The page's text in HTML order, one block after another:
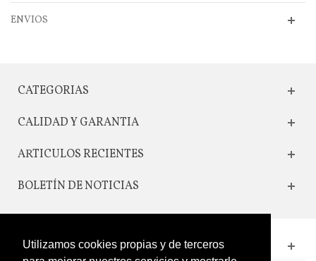
Utilizamos cookies propias y de terceros
ENVIOS
CATEGORIAS
CALIDAD Y GARANTIA
ARTICULOS RECIENTES
BOLETÍN DE NOTICIAS
CONTACTO